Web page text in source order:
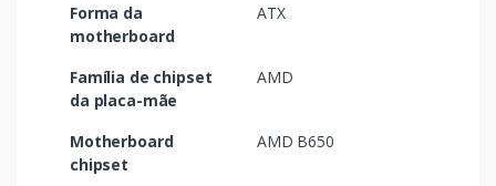
Forma da
motherboard
ATX
Família de chipset
da placa-mãe
AMD
Motherboard
chipset
AMD B650